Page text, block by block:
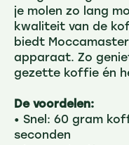
je molen zo lang
kwaliteit van de
biedt
apparaat. Zo
gezette koffie én
De voordelen:
• Snel: 60 gram
seconden